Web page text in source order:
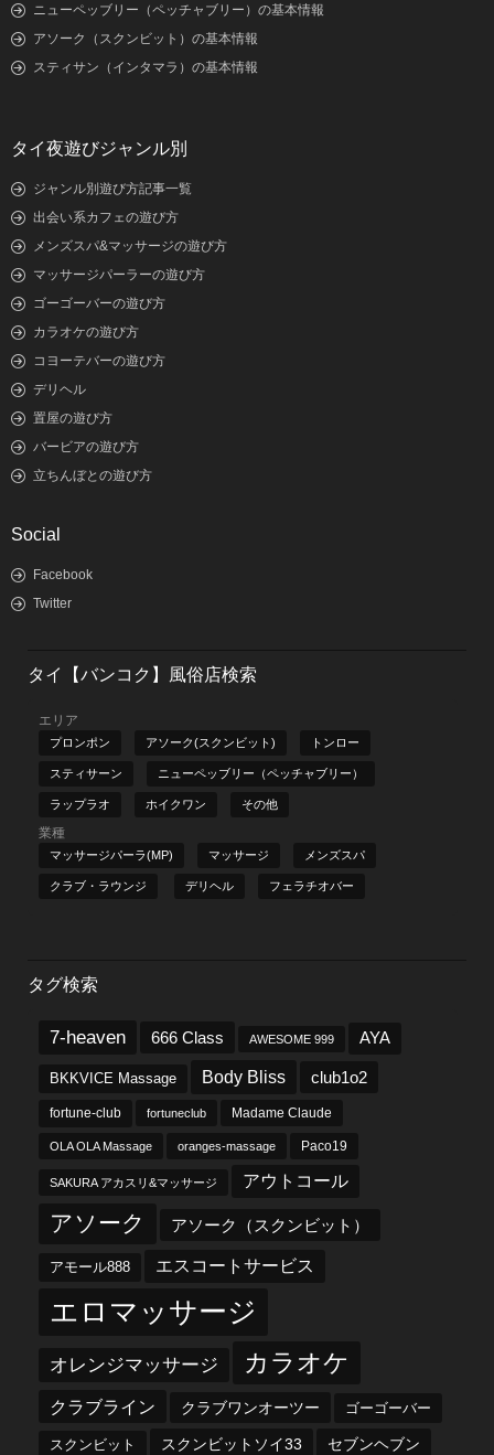
ニューペッブリー（ペッチャブリー）の基本情報
アソーク（スクンビット）の基本情報
スティサン（インタマラ）の基本情報
タイ夜遊びジャンル別
ジャンル別遊び方記事一覧
出会い系カフェの遊び方
メンズスパ&マッサージの遊び方
マッサージパーラーの遊び方
ゴーゴーバーの遊び方
カラオケの遊び方
コヨーテバーの遊び方
デリヘル
置屋の遊び方
バービアの遊び方
立ちんぼとの遊び方
Social
Facebook
Twitter
タイ【バンコク】風俗店検索
エリア
プロンポン アソーク(スクンビット) トンロー
スティサーン ニューペッブリー（ペッチャブリー）
ラップラオ ホイクワン その他
業種
マッサージパーラ(MP) マッサージ メンズスパ
クラブ・ラウンジ デリヘル フェラチオバー
タグ検索
7-heaven 666 Class AWESOME 999 AYA
BKKVICE Massage Body Bliss club1o2
fortune-club fortuneclub Madame Claude
OLA OLA Massage oranges-massage Paco19
SAKURA アカスリ&マッサージ アウトコール
アソーク アソーク（スクンビット）
アモール888 エスコートサービス
エロマッサージ
オレンジマッサージ カラオケ
クラブライン クラブワンオーツー ゴーゴーバー
スクンビット スクンビットソイ33 セブンヘブン